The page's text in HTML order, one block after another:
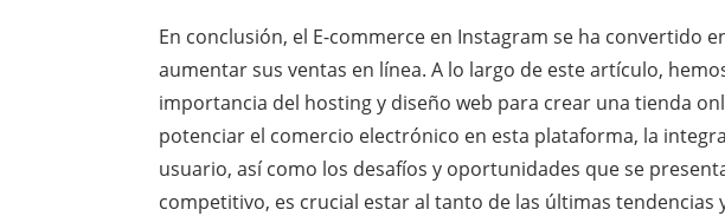
En conclusión, el E-commerce en Instagram se ha convertido
aumentar sus ventas en línea. A lo largo de este artículo,
importancia del hosting y diseño web para crear una tienda
potenciar el comercio electrónico en esta plataforma, la
usuario, así como los desafíos y oportunidades que se
competitivo, es crucial estar al tanto de las últimas